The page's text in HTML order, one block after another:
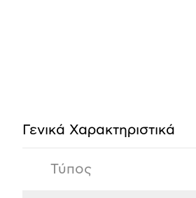
Γενικά Χαρακτηριστικά
Τύπος